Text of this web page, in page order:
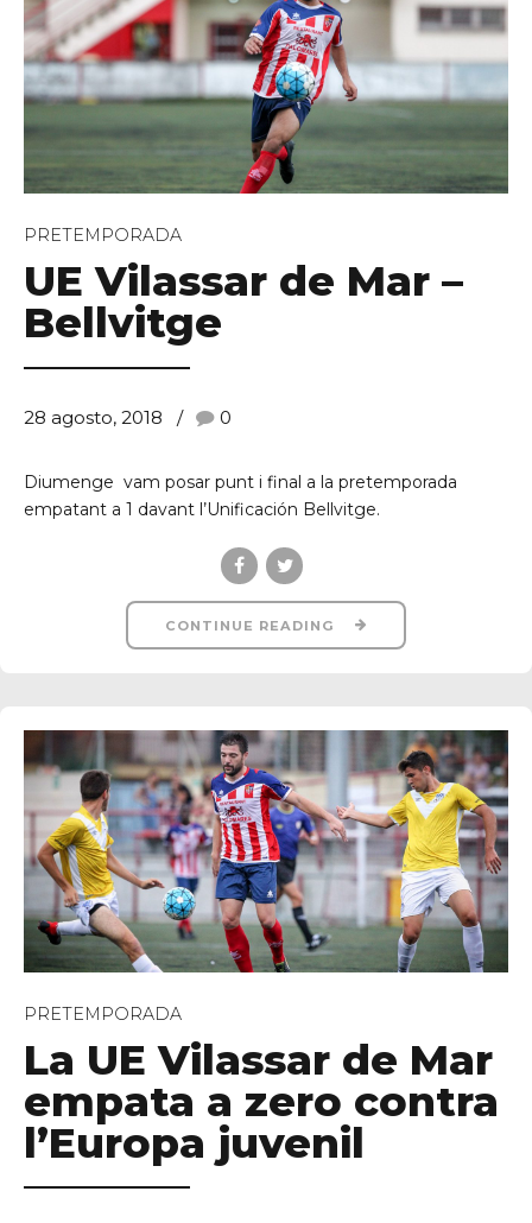
PRETEMPORADA
UE Vilassar de Mar –
Bellvitge
28 agosto, 2018 0
Diumenge vam posar punt i final a la pretemporada
empatant a 1 davant l’Unificación Bellvitge.
CONTINUE READING
PRETEMPORADA
La UE Vilassar de Mar
empata a zero contra
l’Europa juvenil